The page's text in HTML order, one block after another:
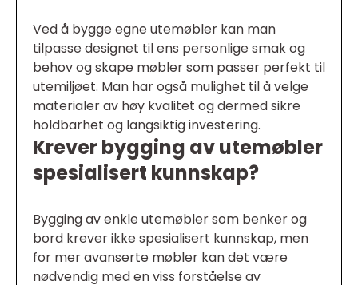
Ved å bygge egne utemøbler kan man
tilpasse designet til ens personlige smak og
behov og skape møbler som passer perfekt til
utemiljøet. Man har også mulighet til å velge
materialer av høy kvalitet og dermed sikre
holdbarhet og langsiktig investering.
Krever bygging av utemøbler
spesialisert kunnskap?
Bygging av enkle utemøbler som benker og
bord krever ikke spesialisert kunnskap, men
for mer avanserte møbler kan det være
nødvendig med en viss forståelse av